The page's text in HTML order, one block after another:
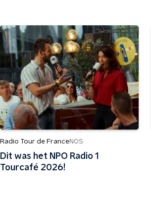
Radio Tour de FranceNOS
Dit was het NPO Radio 1
Tourcafé 2026!